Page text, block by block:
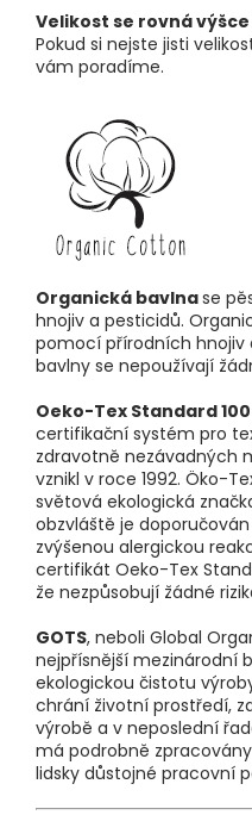
Velikost se rovná
Pokud si nejste jisti
vám poradíme.
Organická bavlnase
hnojiv a pesticidů.
pomocí přírodních hnojiv
bavlny se nepoužívají
Oeko-Tex Standard 100
certifikační systém pro
zdravotně nezávadných
vznikl v roce 1992. Öko-
světová ekologická
obzvláště je
zvýšenou alergickou
certifikát Oeko-Tex
že nezpůsobují žádné
GOTS, neboli Global
nejpřísnější mezinárodní
ekologickou čistotu
chrání životní prostředí,
výrobě a v neposlední
má podrobně
lidsky důstojné pracovní